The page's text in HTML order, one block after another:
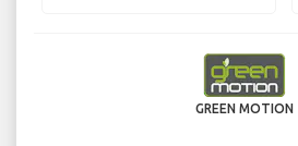
GREEN MOTION